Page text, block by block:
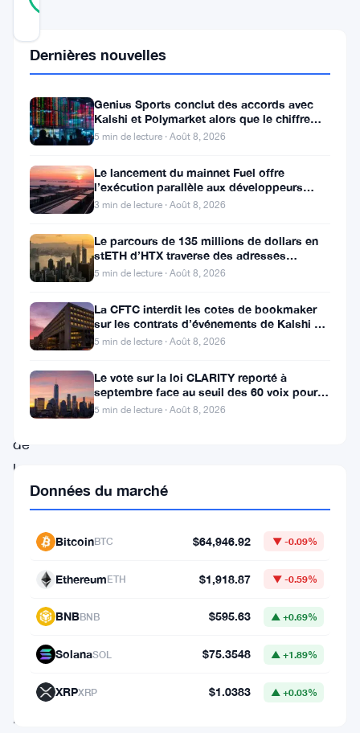
discussion
autour
futur
prix
XRP
plus
belle
sein
de
la
communauté
stimulée
analyses
récentes
intérêt
Dernières nouvelles
Genius Sports conclut des accords avec
Kalshi et Polymarket alors que le chiffre
d’affaires du T2 atteint
5 min de lecture · Août 8, 2026
Le lancement du mainnet Fuel offre
l’exécution parallèle aux développeurs
d’Ethereum
3 min de lecture · Août 8, 2026
Le parcours de 135 millions de dollars en
stETH d’HTX traverse des adresses
Poloniex
5 min de lecture · Août 8, 2026
La CFTC interdit les cotes de bookmaker
sur les contrats d’événements de Kalshi et
Polymarket
5 min de lecture · Août 8, 2026
Le vote sur la loi CLARITY reporté à
septembre face au seuil des 60 voix pour le
projet de loi crypto
5 min de lecture · Août 8, 2026
Données du marché
BitcoinBTC $64,946.92 ▼ -0.09%
EthereumETH $1,918.87 ▼ -0.59%
BNBBNB $595.63 ▲ +0.69%
SolanaSOL $75.3548 ▲ +1.89%
XRPXRP $1.0383 ▲ +0.03%